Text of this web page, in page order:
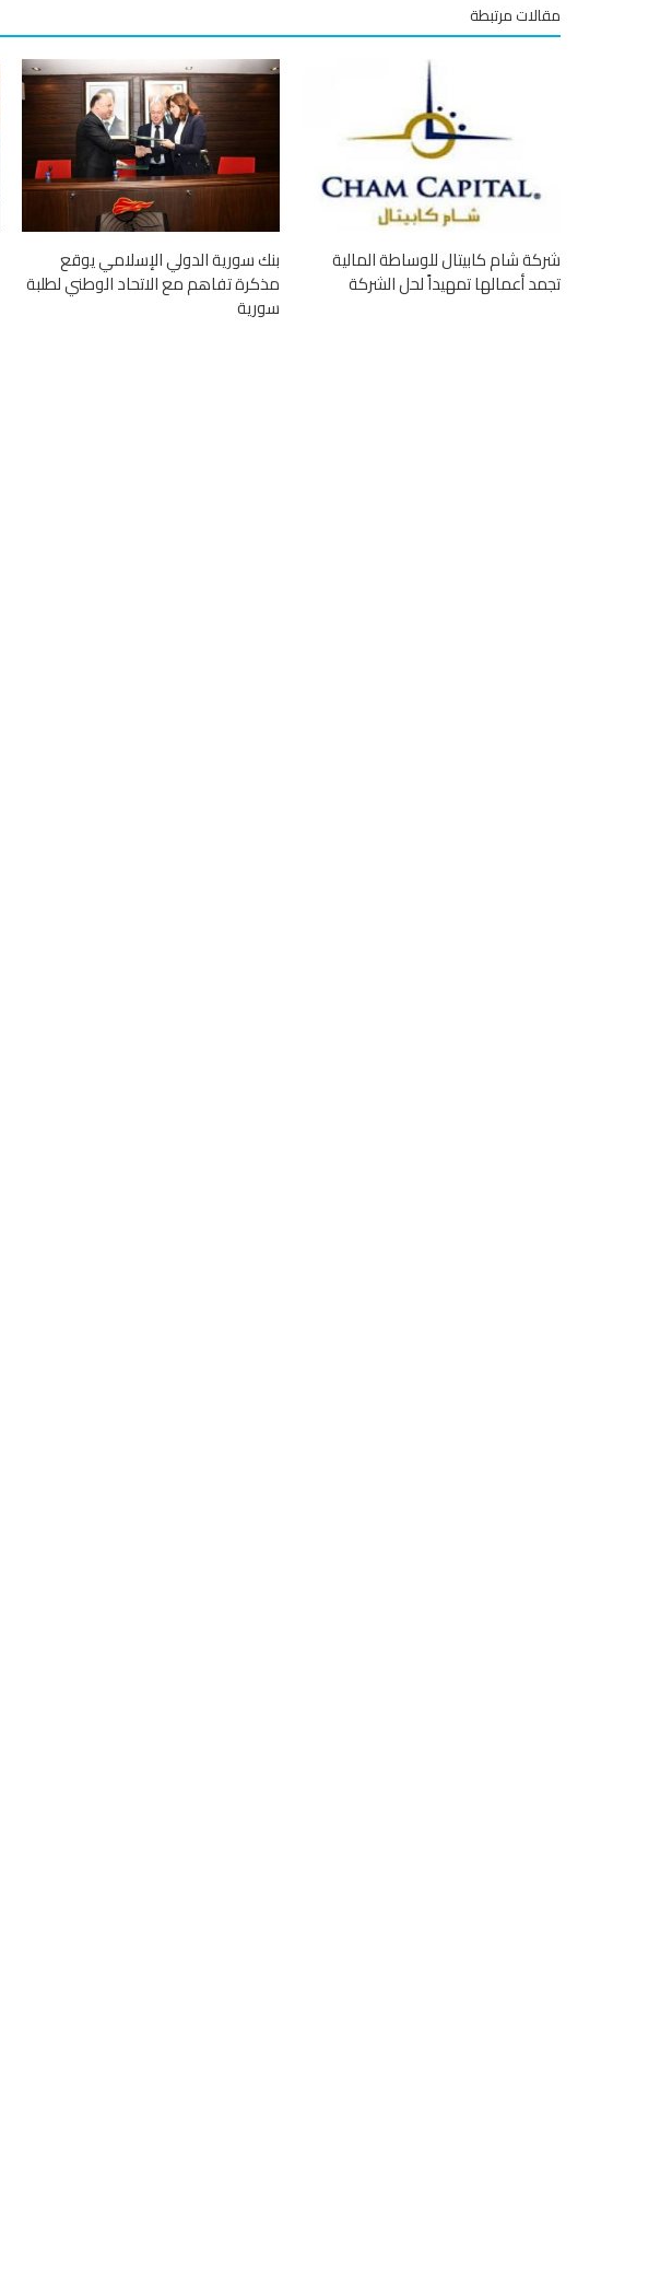
مقالات مرتبطة
شركة شام كابيتال للوساطة المالية
تجمد أعمالها تمهيداً لحل الشركة
بنك سورية الدولي الإسلامي يوقع
مذكرة تفاهم مع الاتحاد الوطني لطلبة
سورية